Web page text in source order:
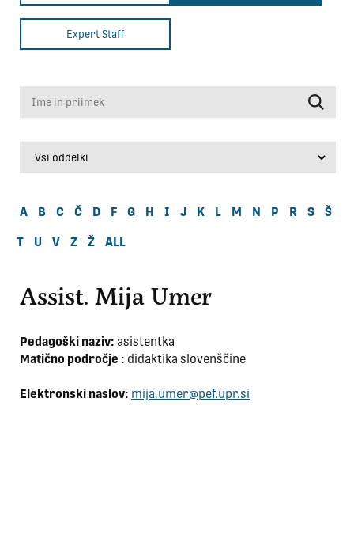
Expert Staff
A B C Č D F G H I J K L M N P R S Š
T U V Z Ž ALL
Assist. Mija Umer
Pedagoški naziv: asistentka
Matično področje : didaktika slovenščine
Elektronski naslov: mija.umer@pef.upr.si